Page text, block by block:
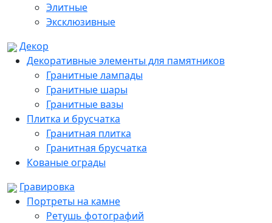
Элитные
Эксклюзивные
Декор
Декоративные элементы для памятников
Гранитные лампады
Гранитные шары
Гранитные вазы
Плитка и брусчатка
Гранитная плитка
Гранитная брусчатка
Кованые ограды
Гравировка
Портреты на камне
Ретушь фотографий